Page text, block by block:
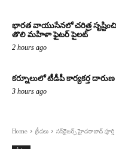
భారత వాయుసేనలో చరిత్ర
తొలి మహిళా ఫైటర్ పైలట్
2 hours ago
కర్నూలులో టీడీపీ కార్యకర్త
3 hours ago